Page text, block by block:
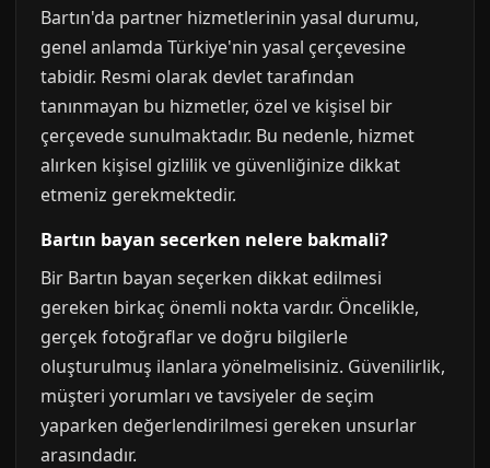
Bartın'da partner hizmetlerinin yasal durumu,
genel anlamda Türkiye'nin yasal çerçevesine
tabidir. Resmi olarak devlet tarafından
tanınmayan bu hizmetler, özel ve kişisel bir
çerçevede sunulmaktadır. Bu nedenle, hizmet
alırken kişisel gizlilik ve güvenliğinize dikkat
etmeniz gerekmektedir.
Bartın bayan secerken nelere bakmali?
Bir Bartın bayan seçerken dikkat edilmesi
gereken birkaç önemli nokta vardır. Öncelikle,
gerçek fotoğraflar ve doğru bilgilerle
oluşturulmuş ilanlara yönelmelisiniz. Güvenilirlik,
müşteri yorumları ve tavsiyeler de seçim
yaparken değerlendirilmesi gereken unsurlar
arasındadır.